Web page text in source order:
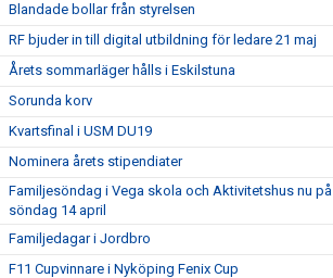
Blandade bollar från styrelsen
RF bjuder in till digital utbildning för ledare 21 maj
Årets sommarläger hålls i Eskilstuna
Sorunda korv
Kvartsfinal i USM DU19
Nominera årets stipendiater
Familjesöndag i Vega skola och Aktivitetshus nu på
söndag 14 april
Familjedagar i Jordbro
F11 Cupvinnare i Nyköping Fenix Cup